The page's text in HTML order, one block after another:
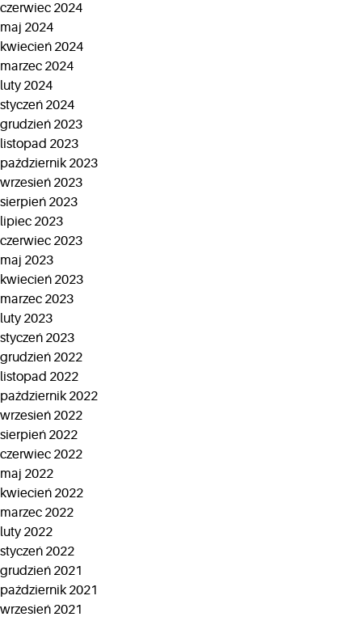
czerwiec 2024
maj 2024
kwiecień 2024
marzec 2024
luty 2024
styczeń 2024
grudzień 2023
listopad 2023
październik 2023
wrzesień 2023
sierpień 2023
lipiec 2023
czerwiec 2023
maj 2023
kwiecień 2023
marzec 2023
luty 2023
styczeń 2023
grudzień 2022
listopad 2022
październik 2022
wrzesień 2022
sierpień 2022
czerwiec 2022
maj 2022
kwiecień 2022
marzec 2022
luty 2022
styczeń 2022
grudzień 2021
październik 2021
wrzesień 2021